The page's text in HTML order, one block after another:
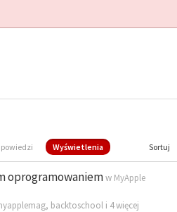
Wyświetlenia Sortuj
oprogramowaniemw MyApple
, backtoschool i 4 więcej